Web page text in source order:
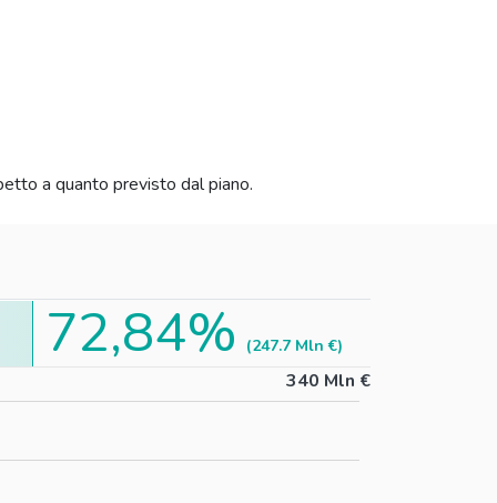
a quanto previsto dal piano.
340 Mln €
72,84% (247.7 Mln €)